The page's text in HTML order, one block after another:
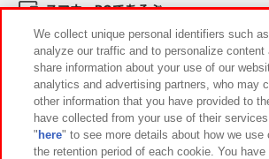
スマホ・PCであそぶ
イベント・キャンペーン
関連会社 サステナビリティ サ
We collect unique personal identifiers such
analyze our traffic and to personalize content
share information about your use of our
analytics and advertising partners, who may
other information that you have provided to
have collected from your use of their
" here" to see more details about how we use
the retention period of each cookie. You